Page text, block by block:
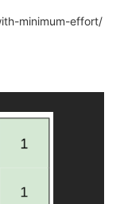
minimum-effort/